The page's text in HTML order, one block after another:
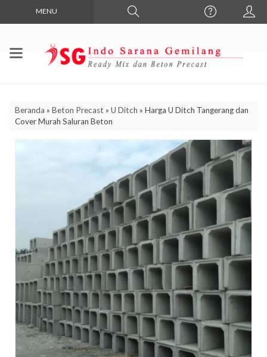
MENU
Beranda » Beton Precast » U Ditch » Harga U Ditch Tangerang dan
Cover Murah Saluran Beton